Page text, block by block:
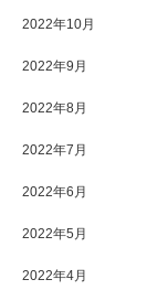
2022年10月
2022年9月
2022年8月
2022年7月
2022年6月
2022年5月
2022年4月